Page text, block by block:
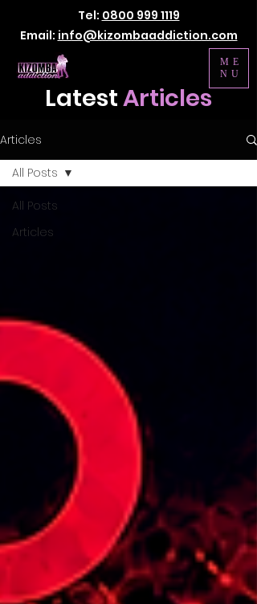
Tel: 0800 999 1119
Email: info@kizombaaddiction.com
ME
NU
LatestArticles
Articles
All Posts
Articles
All Posts